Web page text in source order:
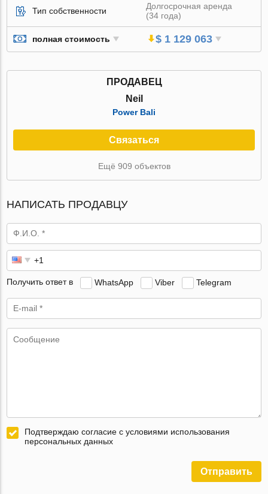
Тип собственности
Долгосрочная аренда
(34 года)
полная стоимость $ 1 129 063
ПРОДАВЕЦ
Neil
Power Bali
Связаться
Ещё 909 объектов
НАПИСАТЬ ПРОДАВЦУ
Получить ответ в WhatsApp Viber Telegram
Подтверждаю согласие с условиями использования
персональных данных
Отправить